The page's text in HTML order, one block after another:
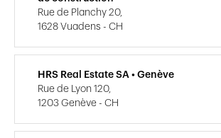
Rue de Planchy 20,
1628 Vuadens - CH
HRS Real Estate SA • Genève
Rue de Lyon 120,
1203 Genève - CH